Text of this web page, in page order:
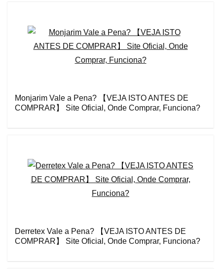
Monjarim Vale a Pena? 【VEJA ISTO ANTES DE
COMPRAR】 Site Oficial, Onde Comprar, Funciona?
Derretex Vale a Pena? 【VEJA ISTO ANTES DE
COMPRAR】 Site Oficial, Onde Comprar, Funciona?